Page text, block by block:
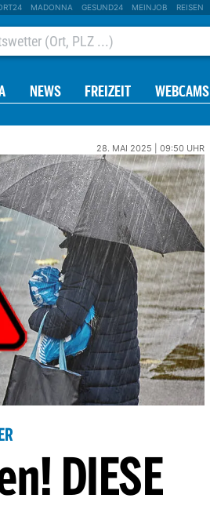
MADONNA GESUND24 MEINJOB REISEN
NEWS FREIZEIT WEBCAMS
28. MAI 2025 | 09:50 UHR
DIESE